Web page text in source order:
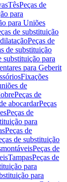
TêsPeças de
para
para Uniões
de substituição
Peças de
de substituição
substituição para
para Geberit
Fixações
de
Peças de
abocardarPeças
Peças de
para
Peças de
de substituição
Peças de
TampasPeças de
para
para